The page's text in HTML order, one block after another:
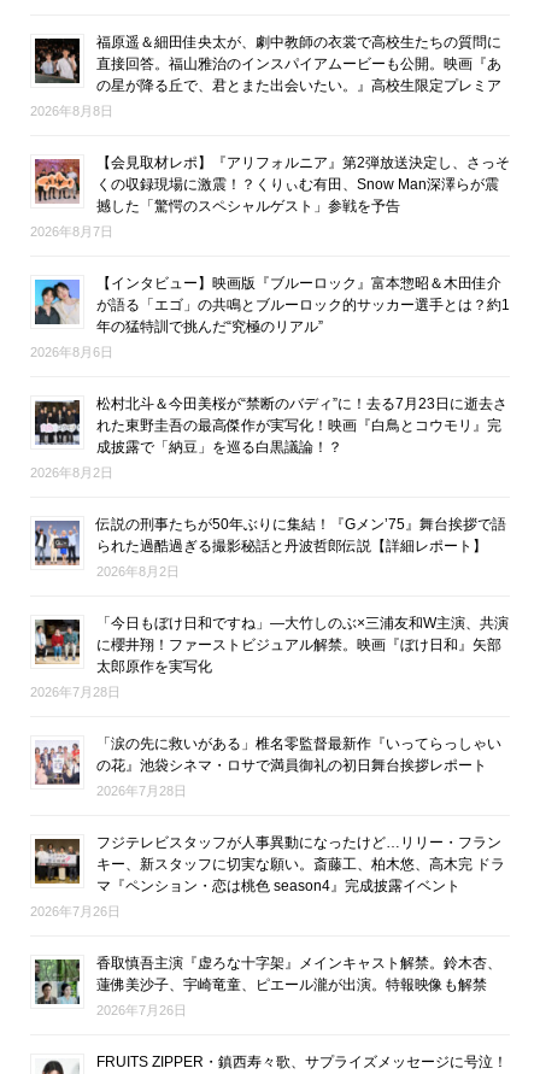
福原遥＆細田佳央太が、劇中教師の衣裳で高校生たちの質問に
直接回答。福山雅治のインスパイアムービーも公開。映画『あ
の星が降る丘で、君とまた出会いたい。』高校生限定プレミア
2026年8月8日
【会見取材レポ】『アリフォルニア』第2弾放送決定し、さっそ
くの収録現場に激震！？くりぃむ有田、Snow Man深澤らが震
撼した「驚愕のスペシャルゲスト」参戦を予告
2026年8月7日
【インタビュー】映画版『ブルーロック』富本惣昭＆木田佳介
が語る「エゴ」の共鳴とブルーロック的サッカー選手とは？約1
年の猛特訓で挑んだ“究極のリアル”
2026年8月6日
松村北斗＆今田美桜が“禁断のバディ”に！去る7月23日に逝去さ
れた東野圭吾の最高傑作が実写化！映画『白鳥とコウモリ』完
成披露で「納豆」を巡る白黒議論！？
2026年8月2日
伝説の刑事たちが50年ぶりに集結！『Gメン’75』舞台挨拶で語
られた過酷過ぎる撮影秘話と丹波哲郎伝説【詳細レポート】
2026年8月2日
「今日もぼけ日和ですね」―大竹しのぶ×三浦友和W主演、共演
に櫻井翔！ファーストビジュアル解禁。映画『ぼけ日和』矢部
太郎原作を実写化
2026年7月28日
「涙の先に救いがある」椎名零監督最新作『いってらっしゃい
の花』池袋シネマ・ロサで満員御礼の初日舞台挨拶レポート
2026年7月28日
フジテレビスタッフが人事異動になったけど…リリー・フラン
キー、新スタッフに切実な願い。斎藤工、柏木悠、高木完 ドラ
マ『ペンション・恋は桃色 season4』完成披露イベント
2026年7月26日
香取慎吾主演『虚ろな十字架』メインキャスト解禁。鈴木杏、
蓮佛美沙子、宇崎竜童、ピエール瀧が出演。特報映像も解禁
2026年7月26日
FRUITS ZIPPER・鎮西寿々歌、サプライズメッセージに号泣！